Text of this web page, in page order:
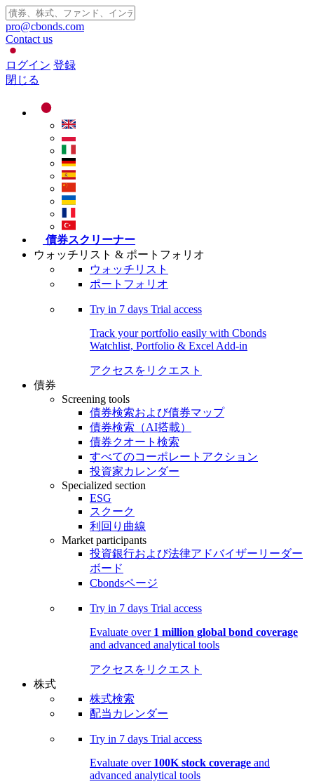
pro@cbonds.com
Contact us
ログイン 登録
閉じる
債券スクリーナー
ウォッチリスト & ポートフォリオ
ウォッチリスト
ポートフォリオ
Try in 7 days Trial access
Track your portfolio easily with Cbonds
Watchlist, Portfolio & Excel Add-in
アクセスをリクエスト
債券
Screening tools
債券検索および債券マップ
債券検索（AI搭載）
債券クオート検索
すべてのコーポレートアクション
投資家カレンダー
Specialized section
ESG
スクーク
利回り曲線
Market participants
投資銀行および法律アドバイザーリーダー
ボード
Cbondsページ
Try in 7 days Trial access
Evaluate over 1 million global bond coverage
and advanced analytical tools
アクセスをリクエスト
株式
株式検索
配当カレンダー
Try in 7 days Trial access
Evaluate over 100K stock coverage and
advanced analytical tools